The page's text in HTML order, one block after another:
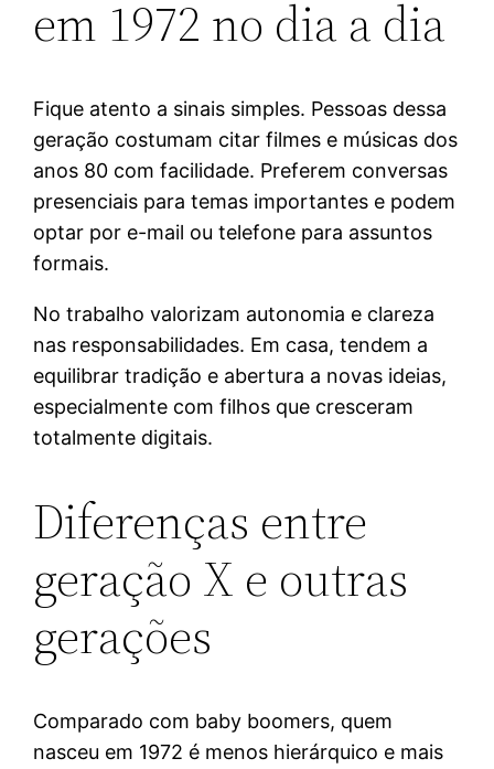
em 1972 no dia a dia
Fique atento a sinais simples. Pessoas dessa
geração costumam citar filmes e músicas dos
anos 80 com facilidade. Preferem conversas
presenciais para temas importantes e podem
optar por e-mail ou telefone para assuntos
formais.
No trabalho valorizam autonomia e clareza
nas responsabilidades. Em casa, tendem a
equilibrar tradição e abertura a novas ideias,
especialmente com filhos que cresceram
totalmente digitais.
Diferenças entre
geração X e outras
gerações
Comparado com baby boomers, quem
nasceu em 1972 é menos hierárquico e mais